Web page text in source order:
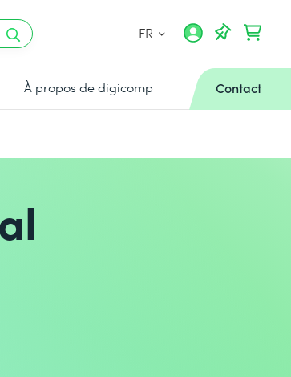
FR
À propos de digicomp Contact